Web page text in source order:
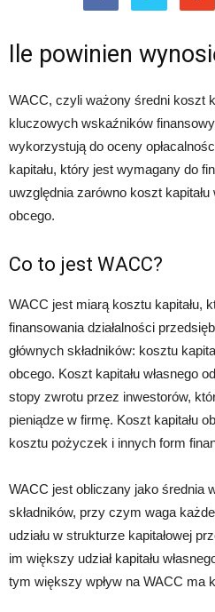
Ile powinien
WACC, czyli ważony średni koszt
kluczowych wskaźników
wykorzystują do oceny
kapitału, który jest wymagany do
uwzględnia zarówno koszt kapitału
obcego.
Co to jest WACC?
WACC jest miarą kosztu kapitału,
finansowania działalności
głównych składników: kosztu
obcego. Koszt kapitału własnego
stopy zwrotu przez inwestorów,
pieniądze w firmę. Koszt kapitału
kosztu pożyczek i innych form
WACC jest obliczany jako średnia
składników, przy czym waga
udziału w strukturze kapitałowej
im większy udział kapitału
tym większy wpływ na WACC ma